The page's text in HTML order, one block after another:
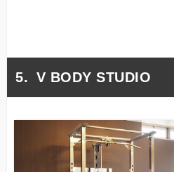
V BODY STUDIO